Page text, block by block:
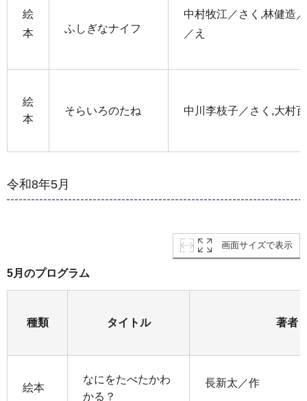
絵
本
ふしぎなナイフ
中村牧江／さく,林健造
／え
絵
本
そらいろのたね 中川李枝子／さく,大村
令和8年5月
画面サイズで表示
5月のプログラム
種類 タイトル 著者
絵本
なにをたべたかわ
かる？
長新太／作